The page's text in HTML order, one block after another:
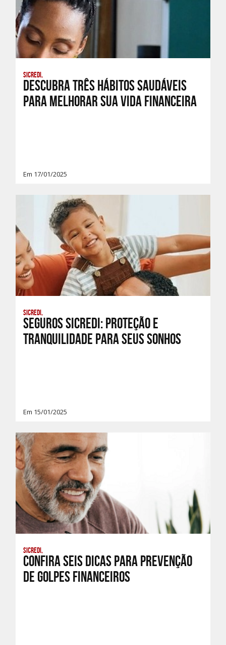
Sicredi,
Descubra três hábitos saudáveis
para melhorar sua vida financeira
Em 17/01/2025
Sicredi,
Seguros Sicredi: Proteção e
tranquilidade para seus sonhos
Em 15/01/2025
Sicredi,
Confira seis dicas para prevenção
de golpes financeiros